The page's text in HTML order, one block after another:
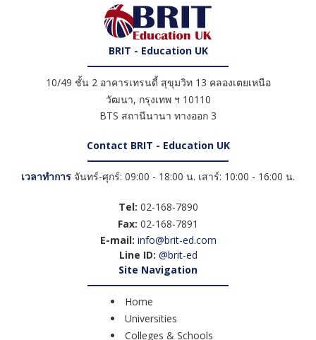
BRIT - Education UK
10/49 ชั้น 2 อาคารเทรนดี้ สุขุมวิท 13 คลองเตยเหนือ
วัฒนา, กรุงเทพ ฯ 10110
BTS สถานีนานา ทางออก 3
Contact BRIT - Education UK
เวลาทำการ จันทร์-ศุกร์: 09:00 - 18:00 น. เสาร์: 10:00 - 16:00 น.
Tel: 02-168-7890
Fax: 02-168-7891
E-mail: info@brit-ed.com
Line ID: @brit-ed
Site Navigation
Home
Universities
Colleges & Schools